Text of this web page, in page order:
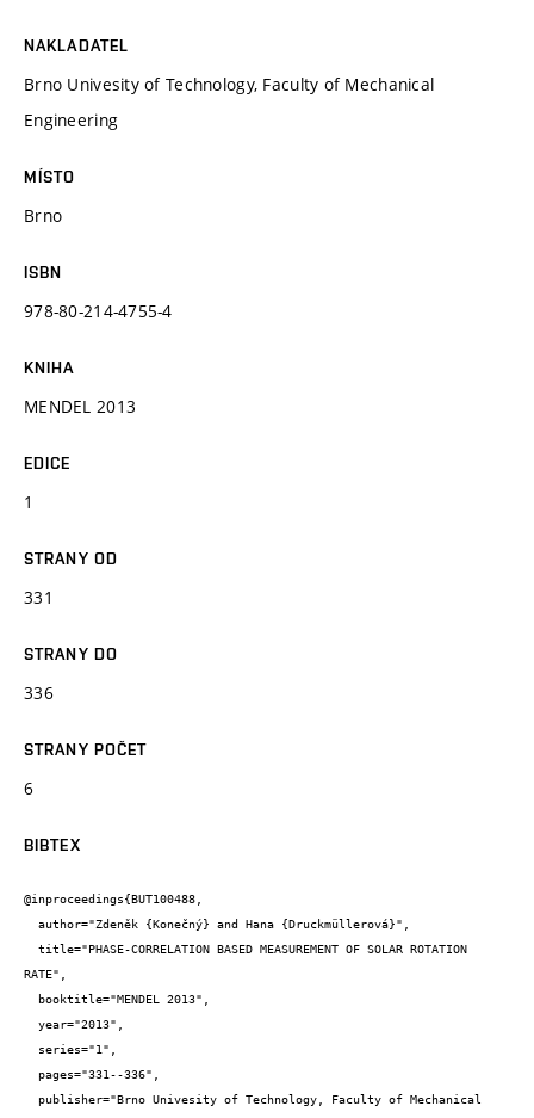
NAKLADATEL
Brno Univesity of Technology, Faculty of Mechanical
Engineering
MÍSTO
Brno
ISBN
978-80-214-4755-4
KNIHA
MENDEL 2013
EDICE
1
STRANY OD
331
STRANY DO
336
STRANY POČET
6
BIBTEX
@inproceedings{BUT100488,
RATE",